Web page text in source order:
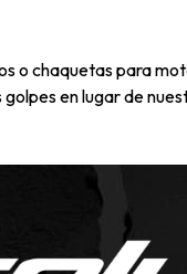
o chaquetas para
en lugar de